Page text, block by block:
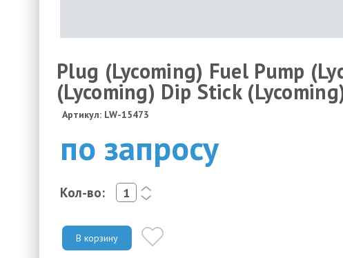
Plug (Lycoming) Fuel Pump
(Lycoming) Dip Stick
Артикул: LW-15473
по запросу
Кол-во:
<
>
В корзину